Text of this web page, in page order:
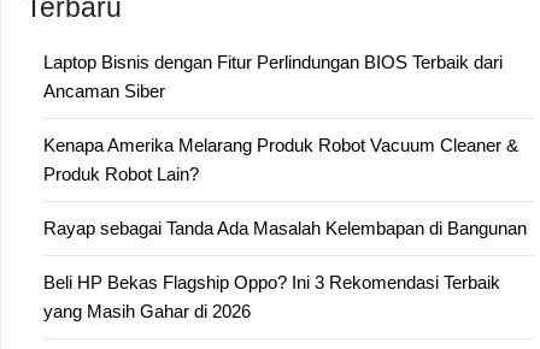
Terbaru
Laptop Bisnis dengan Fitur Perlindungan BIOS Terbaik dari
Ancaman Siber
Kenapa Amerika Melarang Produk Robot Vacuum Cleaner &
Produk Robot Lain?
Rayap sebagai Tanda Ada Masalah Kelembapan di Bangunan
Beli HP Bekas Flagship Oppo? Ini 3 Rekomendasi Terbaik
yang Masih Gahar di 2026